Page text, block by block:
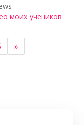
моих учеников
»